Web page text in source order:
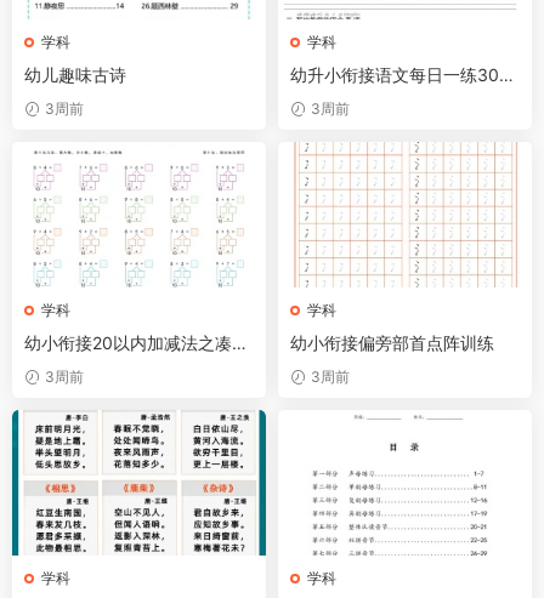
学科
幼儿趣味古诗
3周前
学科
幼升小衔接语文每日一练30天
15页3周前
学科
幼小衔接20以内加减法之凑十
法、破十法、平十法图解（30
页）
3周前
学科
幼小衔接偏旁部首点阵训练
3周前
学科 学科